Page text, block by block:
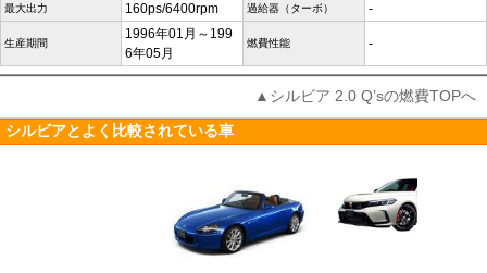
最大出力 160ps/6400rpm 過給器（ターボ） -
生産期間
1996年01月～199
6年05月
燃費性能 -
▲シルビア 2.0 Q’sの燃費TOPへ
シルビアとよく比較されている車